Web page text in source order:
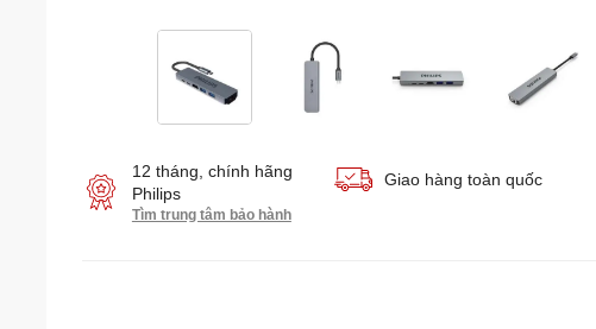
12 tháng, chính hãng
Philips
Tìm trung tâm bảo hành
Giao hàng toàn quốc